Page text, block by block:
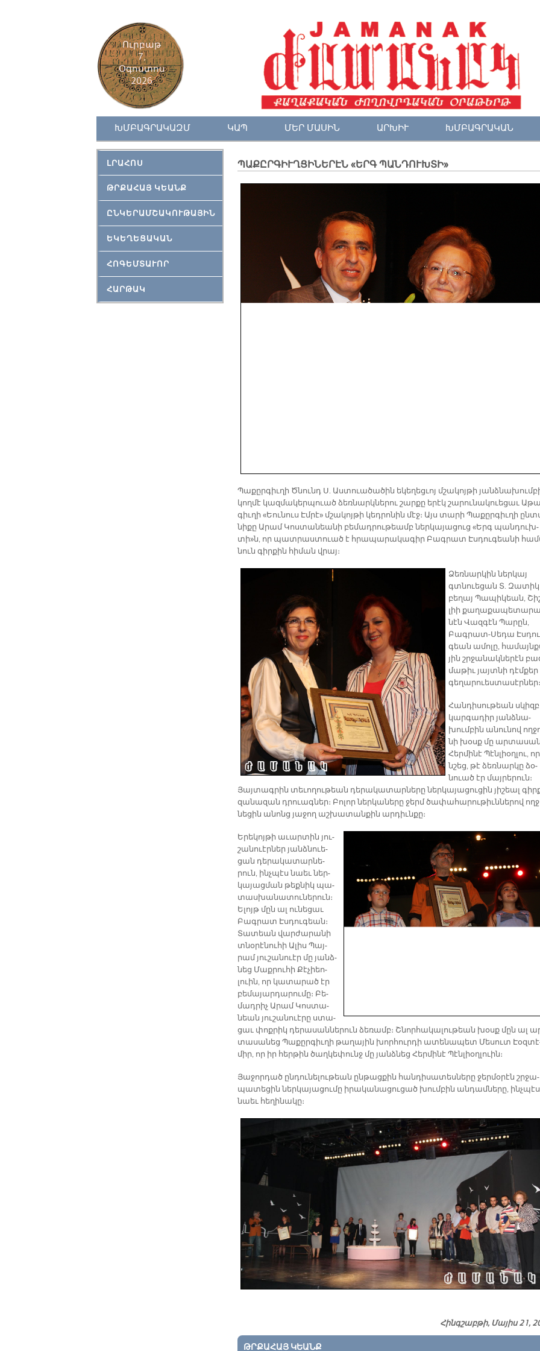
Ուրբաթ
7,
Օգոստոս
2026
ԽՄԲԱԳՐԱԿԱԶՄ ԿԱՊ ՄԵՐ ՄԱՍԻՆ ԱՐԽԻՒ ԽՄԲԱԳՐԱԿԱՆ
ԼՐԱՀՈՍ
ԹՐՔԱՀԱՅ ԿԵԱՆՔ
ԸՆԿԵՐԱՄՇԱԿՈՒԹԱՅԻՆ
ԵԿԵՂԵՑԱԿԱՆ
ՀՈԳԵՄՏԱՒՈՐ
ՀԱՐԹԱԿ
ՊԱՔԸՐԳԻՒՂՑԻՆԵՐԷՆ «ԵՐԳ ՊԱՆԴՈՒԽՏԻ»
Պա­քըր­գիւ­ղի Ծնունդ Ս. Աս­տուա­ծա­ծին ե­կե­ղեց­ւոյ մշա­կոյ­թի
կող­մէ կազ­մա­կեր­պուած ձեռ­նարկ­նե­րու շար­քը ե­րէկ շա­րու­նա­կուե­ցաւ
գիւ­ղի «Եու­նուս Էմ­րէ» մշա­կոյ­թի կեդ­րո­նին մէջ։ Այս տա­րի Պա­քըր­գիւ­ղի
նի­քը Ա­րամ Կոս­տա­նեա­նի բե­մադ­րու­թեամբ ներ­կա­յա­ցուց «Երգ պան­դուխ­
տի»ն, որ պատ­րաս­տուած է հրա­պա­րա­կա­գիր Բագ­րատ Էս­դու­գեա­նի
նուն գիր­քին հի­ման վրայ։
Ձեռ­նար­կին ներ­կայ
գտնուե­ցան Տ.
բե­ղայ Պա­պի­կեան,
լիի
նէն Վազ­գէն Պա­րըն,
Բագրատ-Սե­դա
գեան ա­մո­լը,
յին շրջա­նակ­նե­րէն
մա­թիւ յայտ­նի դէմ­քեր
գե­ղա­րուես­տա­սէր­ներ։
Հան­դի­սու­թեան
կար­գա­դիր յանձ­նա­
խում­բին ա­նու­նով
նի խօսք մը
Հեր­մի­նէ Պէն­լիօղ­լու, որ
նշեց, թէ ձեռ­նար­կը ձօ­
նուած էր մայ­րե­րուն։
Յայ­տագ­րին տե­ւո­ղու­թեան դե­րա­կա­տար­նե­րը ներ­կա­յա­ցու­ցին յի­շեալ
զա­նա­զան դրուագ­ներ։ Բո­լոր ներ­կա­նե­րը ջերմ ծա­փա­հա­րու­թիւն­նե­րով
նե­ցին ա­նոնց յա­ջող աշ­խա­տան­քին ար­դիւն­քը։
Ե­րե­կոյ­թի ա­ւար­տին յու­
շա­նուէր­ներ յանձ­նուե­
ցան դե­րա­կա­տար­նե­
րուն, ինչ­պէս նաեւ ներ­
կա­յաց­ման թեք­նիկ պա­
տաս­խա­նա­տու­նե­րուն։
Ե­լոյթ մըն ալ ու­նե­ցաւ
Բագ­րատ Էս­դու­գեան։
Տա­տեան վար­ժա­րա­նի
տնօ­րէ­նու­հի Ա­լիս Պայ­
րամ յու­շա­նուէր մը յանձ­
նեց Մաք­րու­հի Քէ­չիեո­
լուին, որ կա­տա­րած էր
բե­մա­յար­դա­րու­մը։ Բե­
մադ­րիչ Ա­րամ Կոս­տա­
նեան յու­շա­նուէ­րը ստա­
ցաւ փոք­րիկ դե­րա­սան­նե­րուն ձե­ռամբ։ Շնոր­հա­կա­լու­թեան խօսք մըն ալ
տա­սա­նեց Պա­քըր­գիւ­ղի թա­ղա­յին խոր­հուր­դի ա­տե­նա­պետ Մե­սուտ
միր, որ իր հեր­թին ծաղ­կե­փունջ մը յանձ­նեց Հեր­մի­նէ Պէն­լիօղ­լուին։
Յա­ջոր­դած ըն­դու­նե­լու­թեան ըն­թաց­քին հան­դի­սա­տես­նե­րը ջեր­մօ­րէն շրջա­
պա­տե­ցին ներ­կա­յա­ցու­մը ի­րա­կա­նա­ցու­ցած խում­բին ան­դամ­նե­րը, ինչ­պէս
նաեւ հե­ղի­նա­կը։
Հինգշաբթի, Մայիս 21,
ԹՐՔԱՀԱՅ ԿԵԱՆՔ